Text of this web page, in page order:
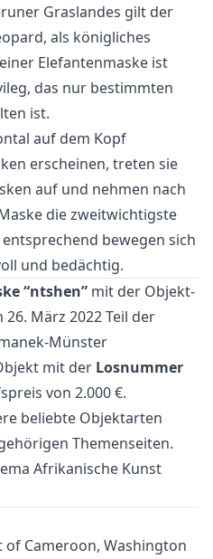
Graslandes gilt der
als königliches
Elefantenmaske ist
das nur bestimmten
ist.
auf dem Kopf
erscheinen, treten sie
auf und nehmen nach
die zweitwichtigste
bewegen sich
und bedächtig.
“ntshen” mit der Objekt-
März 2022 Teil der
Münster
mit der Losnummer
von 2.000 €.
beliebte Objektarten
Themenseiten.
Afrikanische Kunst
of Cameroon, Washington